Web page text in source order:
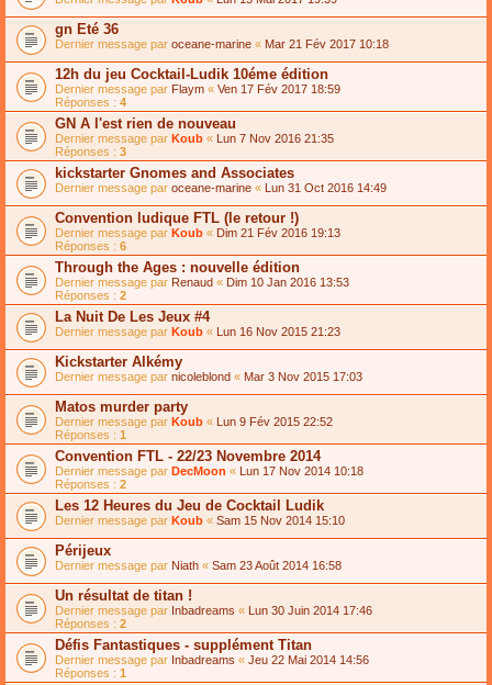
gn Eté 36
Dernier message par oceane-marine « Mar 21 Fév 2017 10:18
12h du jeu Cocktail-Ludik 10éme édition
Dernier message par Flaym « Ven 17 Fév 2017 18:59
Réponses : 4
GN A l'est rien de nouveau
Dernier message par Koub « Lun 7 Nov 2016 21:35
Réponses : 3
kickstarter Gnomes and Associates
Dernier message par oceane-marine « Lun 31 Oct 2016 14:49
Convention ludique FTL (le retour !)
Dernier message par Koub « Dim 21 Fév 2016 19:13
Réponses : 6
Through the Ages : nouvelle édition
Dernier message par Renaud « Dim 10 Jan 2016 13:53
Réponses : 2
La Nuit De Les Jeux #4
Dernier message par Koub « Lun 16 Nov 2015 21:23
Kickstarter Alkémy
Dernier message par nicoleblond « Mar 3 Nov 2015 17:03
Matos murder party
Dernier message par Koub « Lun 9 Fév 2015 22:52
Réponses : 1
Convention FTL - 22/23 Novembre 2014
Dernier message par DecMoon « Lun 17 Nov 2014 10:18
Réponses : 2
Les 12 Heures du Jeu de Cocktail Ludik
Dernier message par Koub « Sam 15 Nov 2014 15:10
Périjeux
Dernier message par Niath « Sam 23 Août 2014 16:58
Un résultat de titan !
Dernier message par Inbadreams « Lun 30 Juin 2014 17:46
Réponses : 2
Défis Fantastiques - supplément Titan
Dernier message par Inbadreams « Jeu 22 Mai 2014 14:56
Réponses : 1